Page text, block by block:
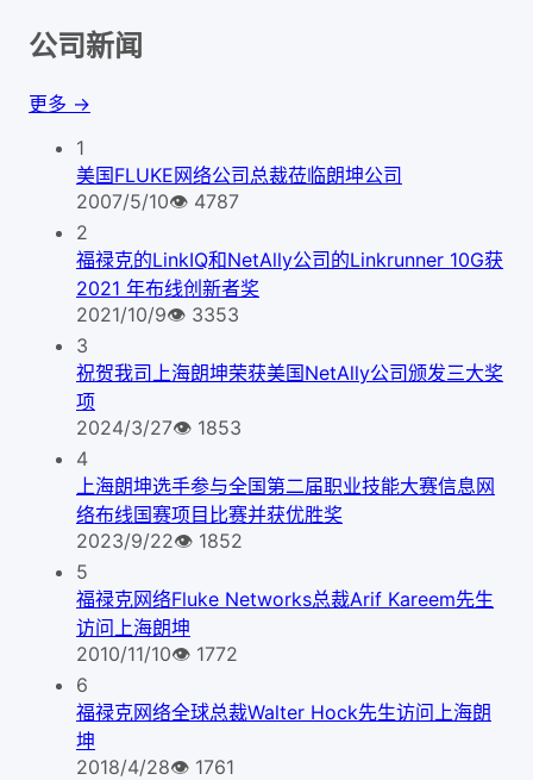
公司新闻
更多 →
1
美国FLUKE网络公司总裁莅临朗坤公司
2007/5/10👁 4787
2
福禄克的LinkIQ和NetAlly公司的Linkrunner 10G获
2021 年布线创新者奖
2021/10/9👁 3353
3
祝贺我司上海朗坤荣获美国NetAlly公司颁发三大奖
项
2024/3/27👁 1853
4
上海朗坤选手参与全国第二届职业技能大赛信息网
络布线国赛项目比赛并获优胜奖
2023/9/22👁 1852
5
福禄克网络Fluke Networks总裁Arif Kareem先生
访问上海朗坤
2010/11/10👁 1772
6
福禄克网络全球总裁Walter Hock先生访问上海朗
坤
2018/4/28👁 1761